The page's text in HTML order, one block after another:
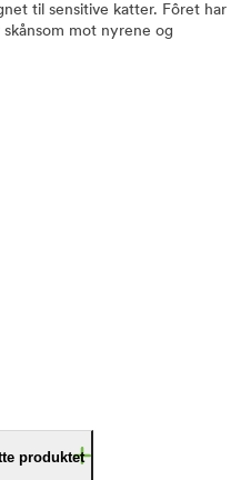
til sensitive katter. Fôret har
mot nyrene og
produktet